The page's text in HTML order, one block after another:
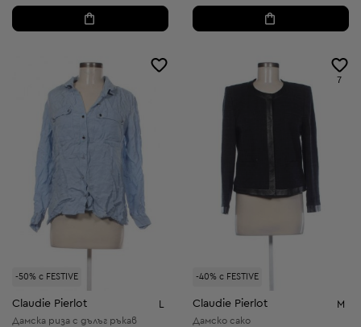
-50% с FESTIVE
Claudie Pierlot L
Дамска риза с дълъг ръкав
-40% с FESTIVE
7
Claudie Pierlot M
Дамско сако